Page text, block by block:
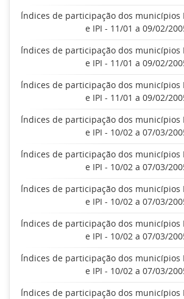
Índices de participação dos municípios
e IPI - 11/01 a 09/02/
Índices de participação dos municípios
e IPI - 11/01 a 09/02/
Índices de participação dos municípios
e IPI - 11/01 a 09/02/
Índices de participação dos municípios
e IPI - 10/02 a 07/03/
Índices de participação dos municípios
e IPI - 10/02 a 07/03/
Índices de participação dos municípios
e IPI - 10/02 a 07/03/
Índices de participação dos municípios
e IPI - 10/02 a 07/03/
Índices de participação dos municípios
e IPI - 10/02 a 07/03/
Índices de participação dos municípios